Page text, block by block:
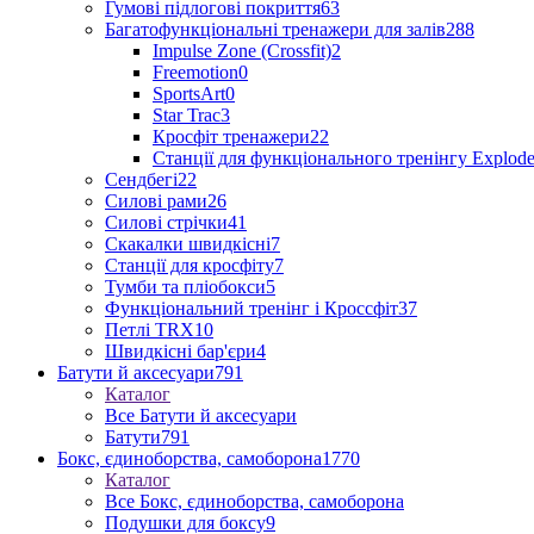
Гумові підлогові покриття63
Багатофункціональні тренажери для залів288
Impulse Zone (Crossfit)2
Freemotion0
SportsArt0
Star Trac3
Кросфіт тренажери22
Станції для функціонального тренінгу Explode
Сендбегі22
Силові рами26
Силові стрічки41
Скакалки швидкісні7
Станції для кросфіту7
Тумби та пліобокси5
Функціональний тренінг і Кроссфіт37
Петлі TRX10
Швидкісні бар'єри4
Батути й аксесуари791
Каталог
Все Батути й аксесуари
Батути791
Бокс, єдиноборства, самоборона1770
Каталог
Все Бокс, єдиноборства, самоборона
Подушки для боксу9